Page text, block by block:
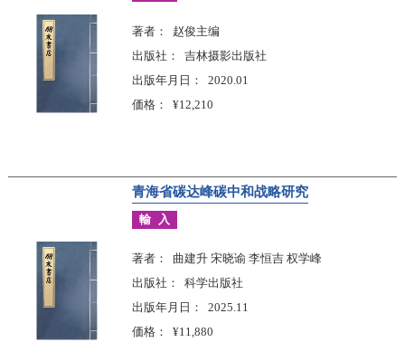
著者
赵俊主编
出版社
吉林摄影出版社
出版年月日
2020.01
価格
¥12,210
青海省碳达峰碳中和战略研究
輸入
著者
曲建升 宋晓谕 李恒吉 权学峰
出版社
科学出版社
出版年月日
2025.11
価格
¥11,880